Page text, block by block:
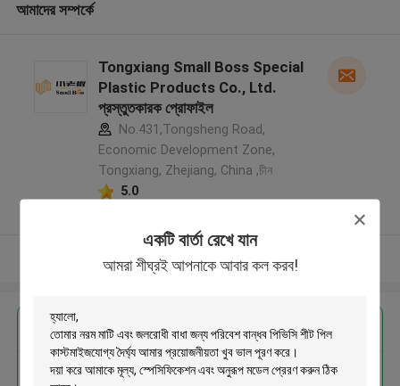
একটি বার্তা রেখে যান
আমরা শীঘ্রই আপনাকে আবার কল করব!
আমাদের সম্পর্কে
Tongxiang Small Boss Special
Plastic Products Co., Ltd.
প্রস্তুতকারক প্রোফাইল
No.431,Tongsheng Road,
Economic Development Zone,
Tongxiang, Zhejiang, China ,চীন
5.0
আরো দেখুন
এর সেরা মূল্য পান
নরম মাটি এবং জলরোধী বাধা জন্য পরিবেশ